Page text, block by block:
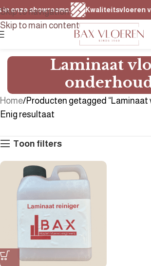
Skip to navigation
Skip to main content
onze showrooms. Kwaliteitsvloeren
Laminaat
Home Producten getagged “Laminaat
Enig resultaat
Toon filters